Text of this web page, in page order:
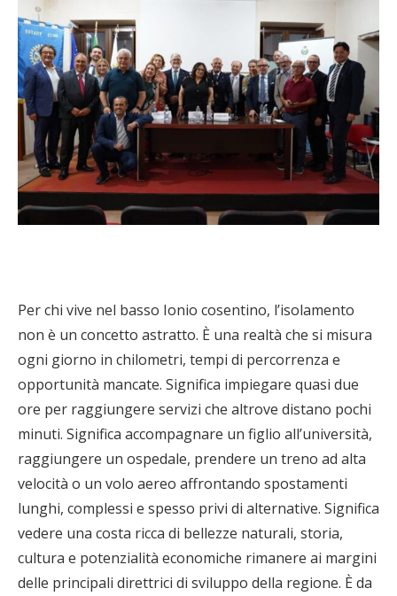
Per chi vive nel basso Ionio cosentino, l’isolamento
non è un concetto astratto. È una realtà che si misura
ogni giorno in chilometri, tempi di percorrenza e
opportunità mancate. Significa impiegare quasi due
ore per raggiungere servizi che altrove distano pochi
minuti. Significa accompagnare un figlio all’università,
raggiungere un ospedale, prendere un treno ad alta
velocità o un volo aereo affrontando spostamenti
lunghi, complessi e spesso privi di alternative. Significa
vedere una costa ricca di bellezze naturali, storia,
cultura e potenzialità economiche rimanere ai margini
delle principali direttrici di sviluppo della regione. È da